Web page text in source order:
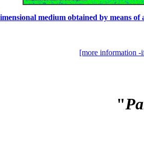
medium obtained by means of
[more information -
"